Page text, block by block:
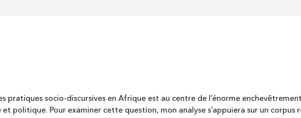
pratiques socio-discursives en Afrique est au centre de l’énorme
politique. Pour examiner cette question, mon analyse s’appuiera sur un corpus